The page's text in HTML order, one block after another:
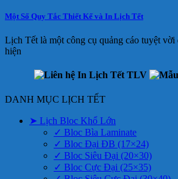
Một Số Quy Tắc Thiết Kế và In Lịch Tết
Lịch Tết là một công cụ quảng cáo tuyệt
hiện
DANH MỤC LỊCH TẾT
➤ Lịch Bloc Khổ Lớn
✓ Bloc Bìa Laminate
✓ Bloc Đại ĐB (17×24)
✓ Bloc Siêu Đại (20×30)
✓ Bloc Cực Đại (25×35)